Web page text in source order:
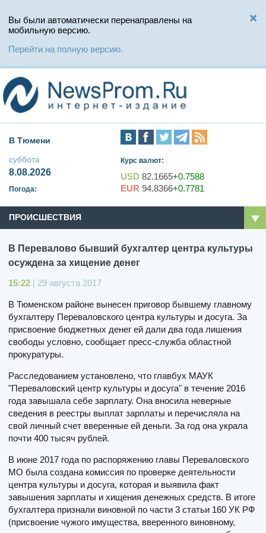
Вы были автоматически перенаправлены на
мобильную версию.
Перейти на полную версию.
В Тюмени
суббота
8.08.2026
Погода:
Курс валют:
USD 82.1665+0.7588
EUR 94.8366+0.7781
ПРОИСШЕСТВИЯ
В Перевалово бывший бухгалтер центра культуры
осуждена за хищение денег
15:22 | 29 августа 2017
В Тюменском районе вынесен приговор бывшему главному
бухгалтеру Переваловского центра культуры и досуга. За
присвоение бюджетных денег ей дали два года лишения
свободы условно, сообщает пресс-служба областной
прокуратуры.
Расследованием установлено, что главбух МАУК
"Переваловский центр культуры и досуга" в течение 2016
года завышала себе зарплату. Она вносила неверные
сведения в реестры выплат зарплаты и перечисляла на
свой личный счет вверенные ей деньги. За год она украла
почти 400 тысяч рублей.
В июне 2017 года по распоряжению главы Переваловского
МО была создана комиссия по проверке деятельности
центра культуры и досуга, которая и выявила факт
завышения зарплаты и хищения денежных средств. В итоге
бухгалтера признали виновной по части 3 статьи 160 УК РФ
(присвоение чужого имущества, вверенного виновному,